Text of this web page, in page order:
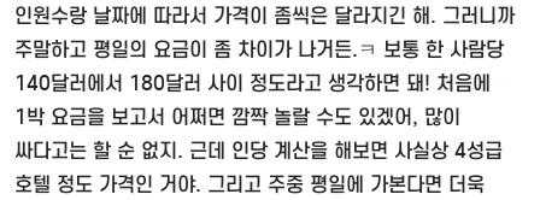
인원수랑 날짜에 따라서 가격이 좀씩은 달라지긴 해. 그러니까
주말하고 평일의 요금이 좀 차이가 나거든.ㅋ 보통 한 사람당
140달러에서 180달러 사이 정도라고 생각하면 돼! 처음에
1박 요금을 보고서 어쩌면 깜짝 놀랄 수도 있겠어, 많이
싸다고는 할 순 없지. 근데 인당 계산을 해보면 사실상 4성급
호텔 정도 가격인 거야. 그리고 주중 평일에 가본다면 더욱